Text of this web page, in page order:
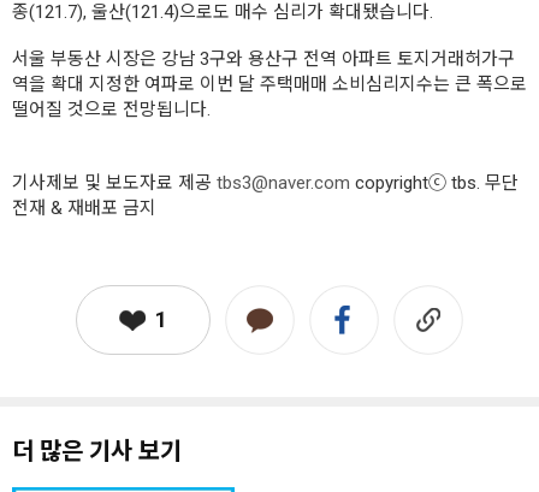
종(121.7), 울산(121.4)으로도 매수 심리가 확대됐습니다.
서울 부동산 시장은 강남 3구와 용산구 전역 아파트 토지거래허가구
역을 확대 지정한 여파로 이번 달 주택매매 소비심리지수는 큰 폭으로
떨어질 것으로 전망됩니다.
기사제보 및 보도자료 제공 tbs3@naver.com copyrightⓒ tbs. 무단
전재 & 재배포 금지
1
더 많은 기사 보기